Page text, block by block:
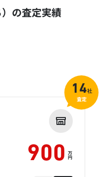
の査定実績
900 万
円
14社
査定